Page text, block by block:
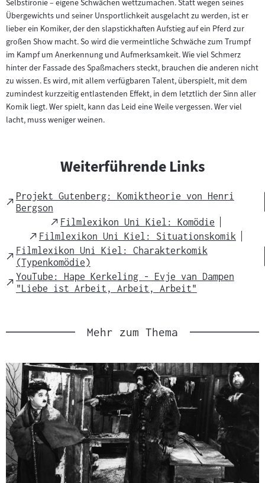
Selbstironie – eigene Schwächen wettzumachen. Statt wegen seines
Übergewichts und seiner Unsportlichkeit ausgelacht zu werden, ist er
lieber ein Komiker, der den slapstickhaften Aufstieg auf ein Pferd zur
großen Show macht. So wird die vermeintliche Schwäche zum Trumpf
im Kampf um Anerkennung und Aufmerksamkeit. Wie viel Schmerz
hinter der Fassade des Spaßmachers steckt, brauchen die anderen nicht
zu wissen. Es wird, mit allem verfügbaren Talent, überspielt, mit dem
zumindest kurzzeitig entlastenden Effekt, in dem letztlich der Sinn aller
Komik liegt. Wer spielt, kann das Leid eine Weile vergessen. Wer viel
lacht, muss weniger weinen.
Weiterführende Links
External
Link
Projekt Gutenberg: Komiktheorie von Henri
Bergson
External
Link
Filmlexikon Uni Kiel: Komödie
External
Link
Filmlexikon Uni Kiel: Situationskomik
External
Link
Filmlexikon Uni Kiel: Charakterkomik
(Typenkomödie)
External
Link
YouTube: Hape Kerkeling - Evje van Dampen
"Liebe ist Arbeit, Arbeit, Arbeit"
Mehr zum Thema